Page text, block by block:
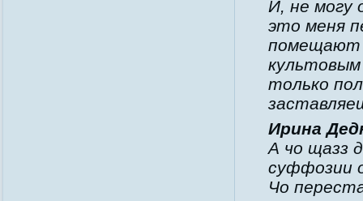
И, не могу
это меня
помещают
только
Ирина
А чо щазз
суффозии
Чо